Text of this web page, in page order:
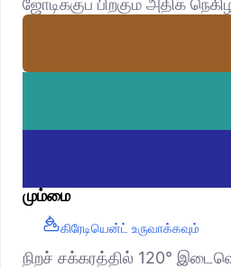
ஜோடிக்குப் பிறகும் அதிக
மும்மை
கிரேடியென்ட் உருவாக்கவும்
நிறச் சக்கரத்தில் 120°